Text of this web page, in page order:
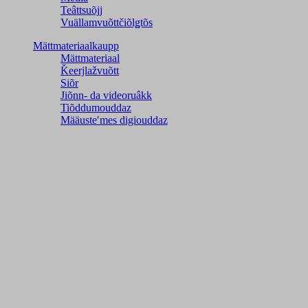
Teâttsuõjj
Vuällamvuõttčiõlǥtõs
Mättmateriaalkaupp
Mättmateriaal
Ǩeerjlažvuõtt
Siõr
Jiõnn- da videoruâkk
Tiõddumouddaz
Määusteʹmes digiouddaz